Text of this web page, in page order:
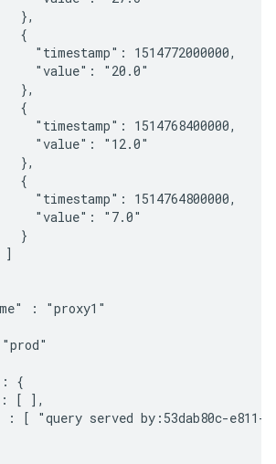
},
{
"timestamp": 1514772000000,
"value": "20.0"
},
{
"timestamp": 1514768400000,
"value": "12.0"
},
{
"timestamp": 1514764800000,
"value": "7.0"
}
]
: "proxy1"
{
[ ],
: [ "query served by:53dab80c-